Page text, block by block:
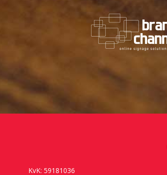
KvK: 59181036